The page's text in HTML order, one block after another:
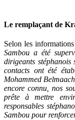
Le remplaçant de
Selon les
Sambou a été
dirigeants
contacts ont été
Mohammed
encore connu, nos
prête à mettre
responsables
Sambou pour